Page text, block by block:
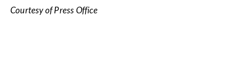
Courtesy of Press Office